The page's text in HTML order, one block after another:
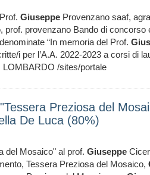
Giuseppe Provenzano saaf,
prof. provenzano Bando di concorso
“In memoria del Prof.
i per l’A.A. 2022-2023 a corsi di
LOMBARDO /sites/portale
Preziosa del
De Luca (80%)
del Mosaico" al prof. Giuseppe
Tessera Preziosa del Mosaico,